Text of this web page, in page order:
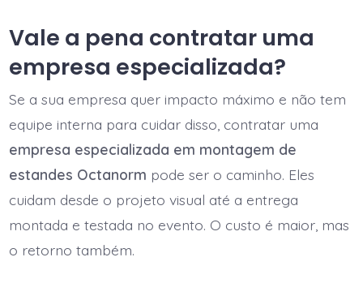
Vale a pena contratar uma
empresa especializada?
Se a sua empresa quer impacto máximo e não tem
equipe interna para cuidar disso, contratar uma
empresa especializada em montagem de
estandes Octanorm pode ser o caminho. Eles
cuidam desde o projeto visual até a entrega
montada e testada no evento. O custo é maior, mas
o retorno também.